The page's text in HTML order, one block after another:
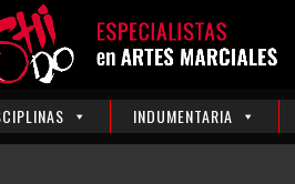
INDUMENTARIA